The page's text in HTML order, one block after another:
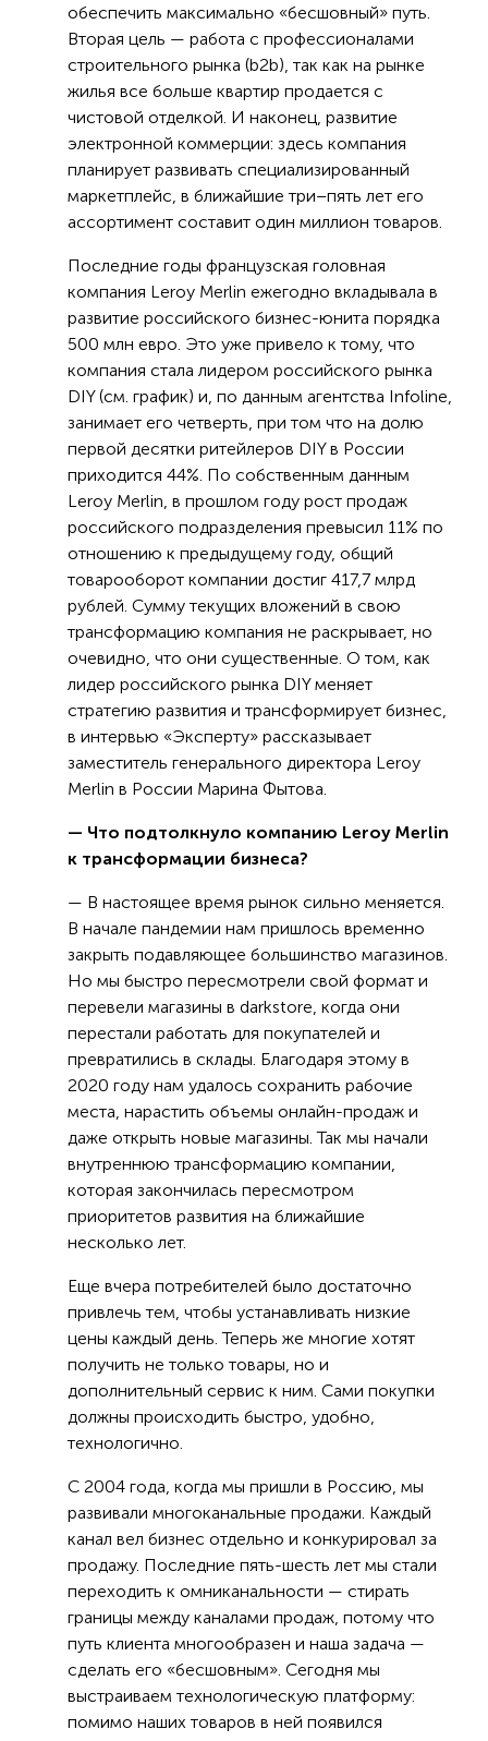
обеспечить максимально «бесшовный» путь.
Вторая цель — работа с профессионалами
строительного рынка (b2b), так как на рынке
жилья все больше квартир продается с
чистовой отделкой. И наконец, развитие
электронной коммерции: здесь компания
планирует развивать специализированный
маркетплейс, в ближайшие три–пять лет его
ассортимент составит один миллион товаров.
Последние годы французская головная
компания Leroy Merlin ежегодно вкладывала в
развитие российского бизнес-юнита порядка
500 млн евро. Это уже привело к тому, что
компания стала лидером российского рынка
DIY (см. график) и, по данным агентства Infoline,
занимает его четверть, при том что на долю
первой десятки ритейлеров DIY в России
приходится 44%. По собственным данным
Leroy Merlin, в прошлом году рост продаж
российского подразделения превысил 11% по
отношению к предыдущему году, общий
товарооборот компании достиг 417,7 млрд
рублей. Сумму текущих вложений в свою
трансформацию компания не раскрывает, но
очевидно, что они существенные. О том, как
лидер российского рынка DIY меняет
стратегию развития и трансформирует бизнес,
в интервью «Эксперту» рассказывает
заместитель генерального директора Leroy
Merlin в России Марина Фытова.
— Что подтолкнуло компанию Leroy Merlin
к трансформации бизнеса?
— В настоящее время рынок сильно меняется.
В начале пандемии нам пришлось временно
закрыть подавляющее большинство магазинов.
Но мы быстро пересмотрели свой формат и
перевели магазины в darkstore, когда они
перестали работать для покупателей и
превратились в склады. Благодаря этому в
2020 году нам удалось сохранить рабочие
места, нарастить объемы онлайн-продаж и
даже открыть новые магазины. Так мы начали
внутреннюю трансформацию компании,
которая закончилась пересмотром
приоритетов развития на ближайшие
несколько лет.
Еще вчера потребителей было достаточно
привлечь тем, чтобы устанавливать низкие
цены каждый день. Теперь же многие хотят
получить не только товары, но и
дополнительный сервис к ним. Сами покупки
должны происходить быстро, удобно,
технологично.
С 2004 года, когда мы пришли в Россию, мы
развивали многоканальные продажи. Каждый
канал вел бизнес отдельно и конкурировал за
продажу. Последние пять-шесть лет мы стали
переходить к омниканальности — стирать
границы между каналами продаж, потому что
путь клиента многообразен и наша задача —
сделать его «бесшовным». Сегодня мы
выстраиваем технологическую платформу:
помимо наших товаров в ней появился